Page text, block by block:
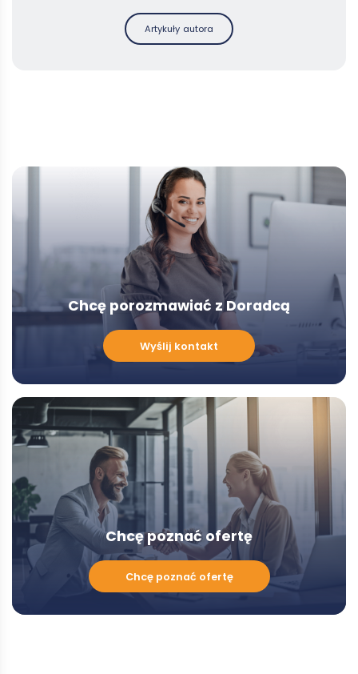
Artykuły autora
Chcę porozmawiać z Doradcą
porozmawiać
Doradcą
-
Modal
Wyślij kontakt
Chcę poznać ofertę
Chcę
Chcę poznać ofertę